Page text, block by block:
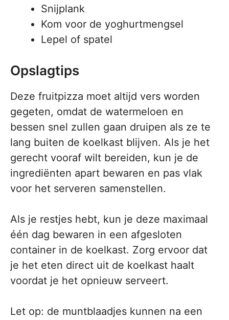
Snijplank
Kom voor de yoghurtmengsel
Lepel of spatel
Opslagtips
Deze fruitpizza moet altijd vers worden
gegeten, omdat de watermeloen en
bessen snel zullen gaan druipen als ze te
lang buiten de koelkast blijven. Als je het
gerecht vooraf wilt bereiden, kun je de
ingrediënten apart bewaren en pas vlak
voor het serveren samenstellen.
Als je restjes hebt, kun je deze maximaal
één dag bewaren in een afgesloten
container in de koelkast. Zorg ervoor dat
je het eten direct uit de koelkast haalt
voordat je het opnieuw serveert.
Let op: de muntblaadjes kunnen na een